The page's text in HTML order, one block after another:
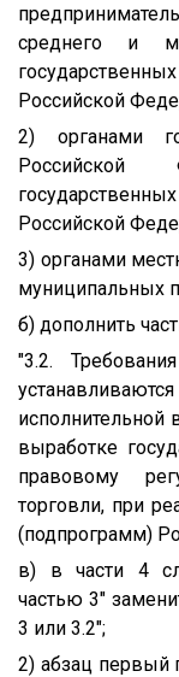
среднего и
Российской
2) органами
Российской
Российской
3) органами
муниципальных
б) дополнить
"3.2.
выработке
правовому
торговли, при
(подпрограмм)
в) в части 4
частью 3"
3 или 3.2";
2) абзац первый